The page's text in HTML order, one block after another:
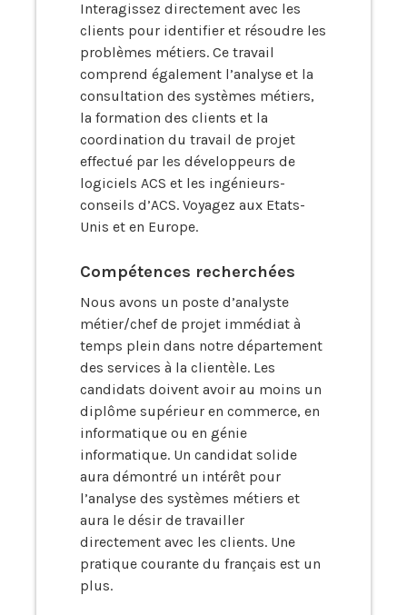
Interagissez directement avec les
clients pour identifier et résoudre les
problèmes métiers. Ce travail
comprend également l’analyse et la
consultation des systèmes métiers,
la formation des clients et la
coordination du travail de projet
effectué par les développeurs de
logiciels ACS et les ingénieurs-
conseils d’ACS. Voyagez aux Etats-
Unis et en Europe.
Compétences recherchées
Nous avons un poste d’analyste
métier/chef de projet immédiat à
temps plein dans notre département
des services à la clientèle. Les
candidats doivent avoir au moins un
diplôme supérieur en commerce, en
informatique ou en génie
informatique. Un candidat solide
aura démontré un intérêt pour
l’analyse des systèmes métiers et
aura le désir de travailler
directement avec les clients. Une
pratique courante du français est un
plus.